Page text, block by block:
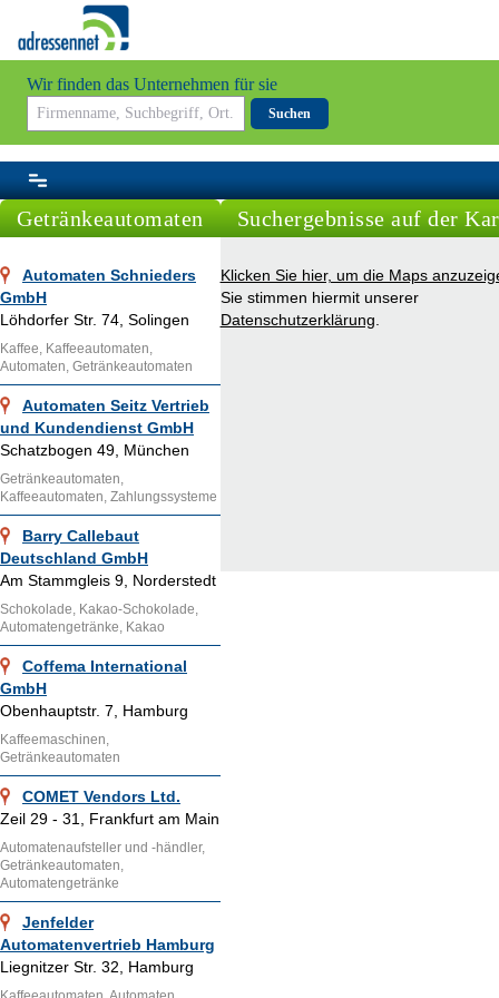
Wir finden das Unternehmen für sie
Suchen
Getränkeautomaten
Automaten Schnieders
GmbH
Löhdorfer Str. 74, Solingen
Kaffee, Kaffeeautomaten,
Automaten, Getränkeautomaten
Automaten Seitz Vertrieb
und Kundendienst GmbH
Schatzbogen 49, München
Getränkeautomaten,
Kaffeeautomaten, Zahlungssysteme
Barry Callebaut
Deutschland GmbH
Am Stammgleis 9, Norderstedt
Schokolade, Kakao-Schokolade,
Automatengetränke, Kakao
Coffema International
GmbH
Obenhauptstr. 7, Hamburg
Kaffeemaschinen,
Getränkeautomaten
COMET Vendors Ltd.
Zeil 29 - 31, Frankfurt am Main
Automatenaufsteller und -händler,
Getränkeautomaten,
Automatengetränke
Jenfelder
Automatenvertrieb Hamburg
Liegnitzer Str. 32, Hamburg
Suchergebnisse auf der
Klicken Sie hier, um die Maps
Sie stimmen hiermit unserer
Datenschutzerklärung